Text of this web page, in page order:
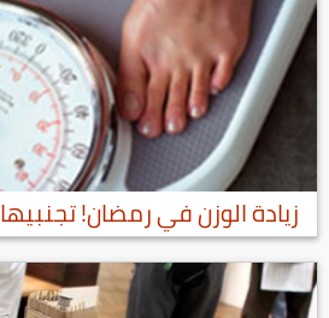
زيادة الوزن في رمضان! تجنبيها